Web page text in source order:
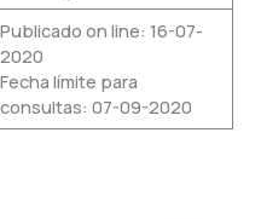
Publicado on line: 16-07-
2020
Fecha límite para
consultas: 07-09-2020